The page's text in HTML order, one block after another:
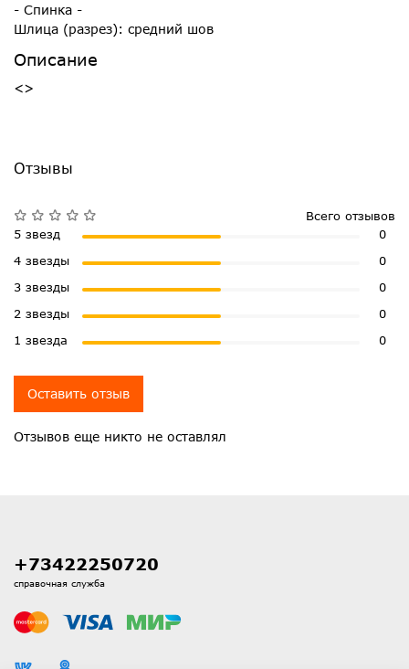
- Спинка -
Шлица (разрез): средний шов
Описание
<>
Отзывы
Отзывов еще никто не оставлял
Всего отзывов
5 звезд
0
4 звезды
0
3 звезды
0
2 звезды
0
1 звезда
0
Оставить отзыв
+73422250720
справочная служба